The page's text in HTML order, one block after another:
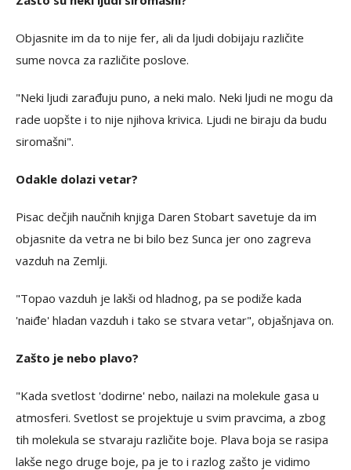
Objasnite im da to nije fer, ali da ljudi dobijaju različite
sume novca za različite poslove.
"Neki ljudi zarađuju puno, a neki malo. Neki ljudi ne mogu da
rade uopšte i to nije njihova krivica. Ljudi ne biraju da budu
siromašni".
Odakle dolazi vetar?
Pisac dečjih naučnih knjiga Daren Stobart savetuje da im
objasnite da vetra ne bi bilo bez Sunca jer ono zagreva
vazduh na Zemlji.
"Topao vazduh je lakši od hladnog, pa se podiže kada
'naiđe' hladan vazduh i tako se stvara vetar", objašnjava on.
Zašto je nebo plavo?
"Kada svetlost 'dodirne' nebo, nailazi na molekule gasa u
atmosferi. Svetlost se projektuje u svim pravcima, a zbog
tih molekula se stvaraju različite boje. Plava boja se rasipa
lakše nego druge boje, pa je to i razlog zašto je vidimo